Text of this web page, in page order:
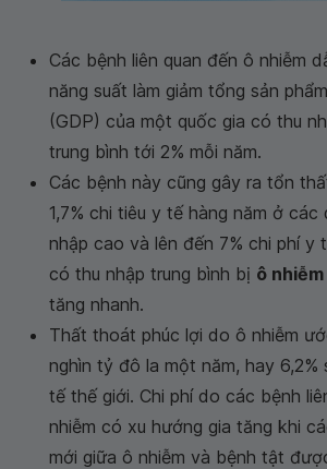
Các bệnh liên quan đến ô nhiễm
năng suất làm giảm tổng sản
(GDP) của một quốc gia có thu
trung bình tới 2% mỗi năm.
Các bệnh này cũng gây ra tổn
1,7% chi tiêu y tế hàng năm ở các
nhập cao và lên đến 7% chi phí y
có thu nhập trung bình bị ô
tăng nhanh.
Thất thoát phúc lợi do ô nhiễm
nghìn tỷ đô la một năm, hay 6,2%
tế thế giới. Chi phí do các bệnh
nhiễm có xu hướng gia tăng khi
mới giữa ô nhiễm và bệnh tật